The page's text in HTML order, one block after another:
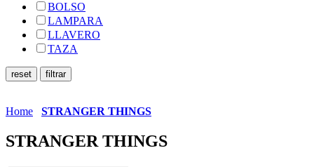
BOLSO
LAMPARA
LLAVERO
TAZA
Home STRANGER THINGS
STRANGER THINGS